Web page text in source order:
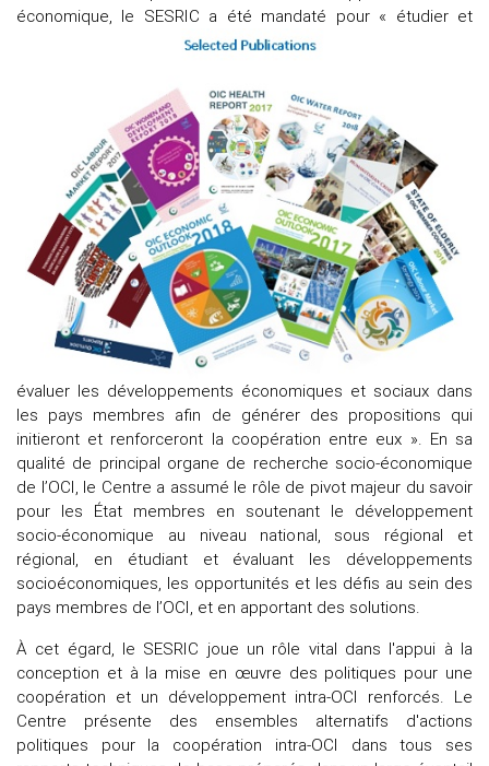
économique, le SESRIC a été mandaté pour « étudier et
évaluer les développements économiques et sociaux dans
les pays membres afin de générer des propositions qui
initieront et renforceront la coopération entre eux ». En sa
qualité de principal organe de recherche socio-économique
de l’OCI, le Centre a assumé le rôle de pivot majeur du savoir
pour les État membres en soutenant le développement
socio-économique au niveau national, sous régional et
régional, en étudiant et évaluant les développements
socioéconomiques, les opportunités et les défis au sein des
pays membres de l’OCI, et en apportant des solutions.
À cet égard, le SESRIC joue un rôle vital dans l'appui à la
conception et à la mise en œuvre des politiques pour une
coopération et un développement intra-OCI renforcés. Le
Centre présente des ensembles alternatifs d'actions
politiques pour la coopération intra-OCI dans tous ses